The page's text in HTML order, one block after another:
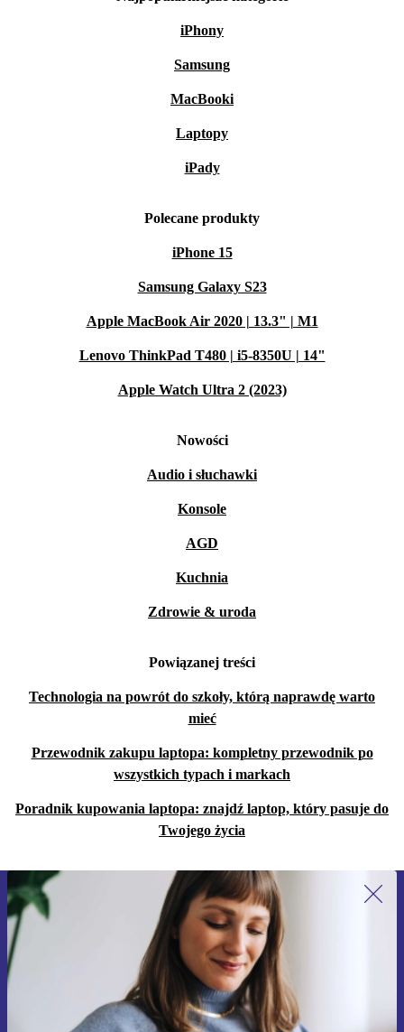
iPhony
Samsung
MacBooki
Laptopy
iPady
Polecane produkty
iPhone 15
Samsung Galaxy S23
Apple MacBook Air 2020 | 13.3" | M1
Lenovo ThinkPad T480 | i5-8350U | 14"
Apple Watch Ultra 2 (2023)
Nowości
Audio i słuchawki
Konsole
AGD
Kuchnia
Zdrowie & uroda
Powiązanej treści
Technologia na powrót do szkoły, którą naprawdę warto
mieć
Przewodnik zakupu laptopa: kompletny przewodnik po
wszystkich typach i markach
Poradnik kupowania laptopa: znajdź laptop, który pasuje do
Twojego życia
Zapisz się na nasz newsletter!
Nie przegap żadnej oferty.